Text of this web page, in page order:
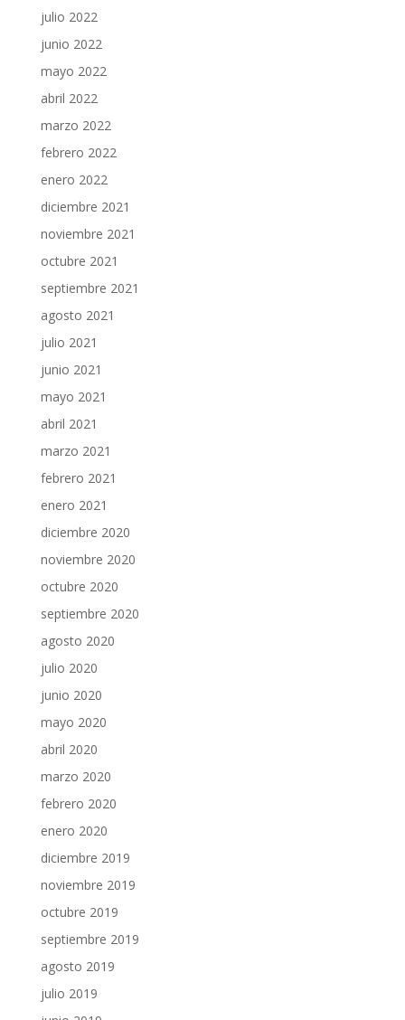
julio 2022
junio 2022
mayo 2022
abril 2022
marzo 2022
febrero 2022
enero 2022
diciembre 2021
noviembre 2021
octubre 2021
septiembre 2021
agosto 2021
julio 2021
junio 2021
mayo 2021
abril 2021
marzo 2021
febrero 2021
enero 2021
diciembre 2020
noviembre 2020
octubre 2020
septiembre 2020
agosto 2020
julio 2020
junio 2020
mayo 2020
abril 2020
marzo 2020
febrero 2020
enero 2020
diciembre 2019
noviembre 2019
octubre 2019
septiembre 2019
agosto 2019
julio 2019